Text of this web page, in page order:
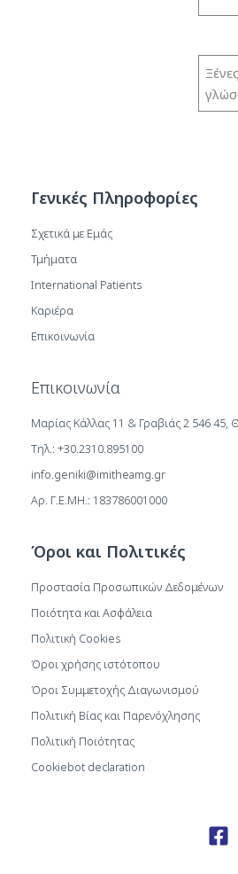
Ξένες
Γενικές Πληροφορίες
Σχετικά με Εμάς
Τμήματα
International Patients
Καριέρα
Επικοινωνία
Επικοινωνία
Μαρίας Κάλλας 11 & Γραβιάς 2 546 45,
Τηλ.: +30.2310.895100
info.geniki@imitheamg.gr
Αρ. Γ.Ε.ΜΗ.: 183786001000
Όροι και Πολιτικές
Προστασία Προσωπικών Δεδομένων
Ποιότητα και Ασφάλεια
Πολιτική Cookies
Όροι χρήσης ιστότοπου
Όροι Συμμετοχής Διαγωνισμού
Πολιτική Βίας και Παρενόχλησης
Πολιτική Ποιότητας
Cookiebot declaration